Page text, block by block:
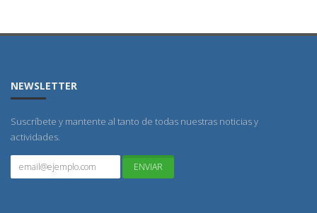
NEWSLETTER
Suscríbete y mantente al tanto de todas nuestras noticias y
actividades.